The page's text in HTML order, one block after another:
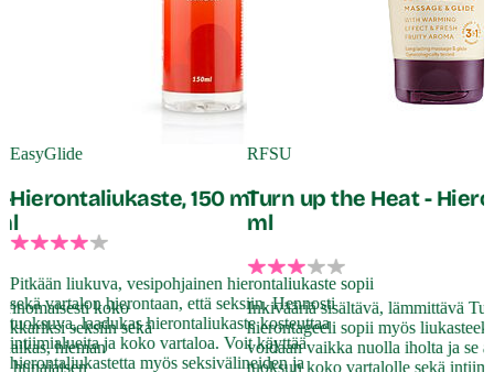
koko
seksiin sekä
hieman
hunajaisen
EasyGlide
Hierontaliukaste, 150 ml
Pitkään liukuva, vesipohjainen hierontaliukaste sopii
sekä vartalon hierontaan, että seksiin. Hennosti
tuoksuva, laadukas hierontaliukaste kosteuttaa
intiimialueita ja koko vartaloa. Voit käyttää
hierontaliukastetta myös seksivälineiden ja
RFSU
Turn up the Heat -
ml
Inkivääriä sisältävä, lämmittävä
hierontageeli sopii myös
voidaan vaikka nuolla iholta ja se
tuoksun koko vartalolle sekä